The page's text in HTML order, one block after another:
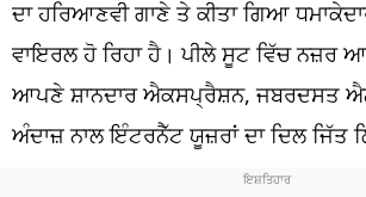
ਲਾਈਫ ਸਟਾਈਲ
ਪੰਜਾਬ
ਧਰਮ
ਦਾ ਹਰਿਆਣਵੀ ਗਾਣੇ ਤੇ ਕੀਤਾ ਗਿਆ
ਵਾਇਰਲ ਹੋ ਰਿਹਾ ਹੈ। ਪੀਲੇ ਸੂਟ ਵਿੱਚ ਨਜ਼ਰ
ਆਪਣੇ ਸ਼ਾਨਦਾਰ ਐਕਸਪ੍ਰੈਸ਼ਨ, ਜਬਰਦਸਤ
ਅੰਦਾਜ਼ ਨਾਲ ਇੰਟਰਨੈੱਟ ਯੂਜ਼ਰਾਂ ਦਾ ਦਿਲ ਜਿੱਤ